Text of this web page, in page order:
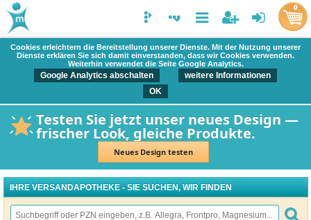
Cookies erleichtern die Bereitstellung unserer Dienste. Mit der Nutzung unserer
Dienste erklären Sie sich damit einverstanden, dass wir Cookies verwenden.
Weiterhin verwendet die Seite Google Analytics.
Google Analytics abschalten
weitere Informationen
OK
Testen Sie jetzt unser neues Design —
frischer Look, gleiche Produkte.
Neues Design testen
0
IHRE VERSANDAPOTHEKE - SIE SUCHEN, WIR FINDEN